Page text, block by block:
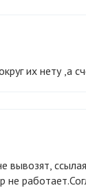
их нету ,а
не